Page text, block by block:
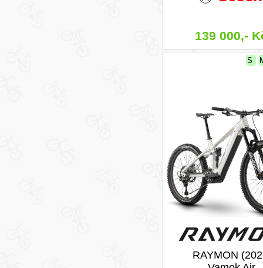
139 000,-
S
RAYMON